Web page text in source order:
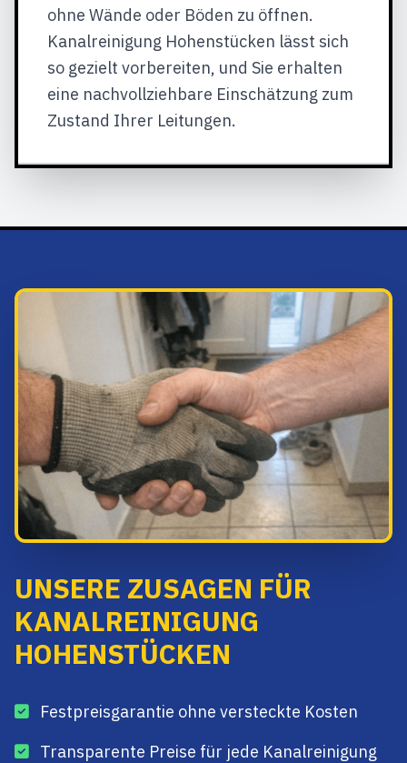
ohne Wände oder Böden zu öffnen.
Kanalreinigung Hohenstücken lässt sich
so gezielt vorbereiten, und Sie erhalten
eine nachvollziehbare Einschätzung zum
Zustand Ihrer Leitungen.
UNSERE ZUSAGEN FÜR
KANALREINIGUNG
HOHENSTÜCKEN
Festpreisgarantie ohne versteckte Kosten
Transparente Preise für jede Kanalreinigung